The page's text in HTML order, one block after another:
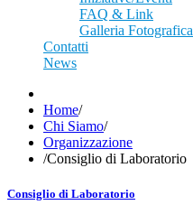
FAQ & Link
Galleria Fotografica
Contatti
News
Home/
Chi Siamo/
Organizzazione
/Consiglio di Laboratorio
Consiglio di Laboratorio